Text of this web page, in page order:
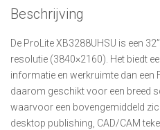
Beschrijving
De ProLite XB3288UHSU is een
resolutie (3840×2160). Het biedt
informatie en werkruimte dan een
daarom geschikt voor een breed
waarvoor een bovengemiddeld
desktop publishing, CAD/CAM